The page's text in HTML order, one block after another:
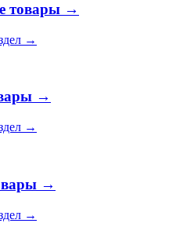
товары →
→
→
→
→
→